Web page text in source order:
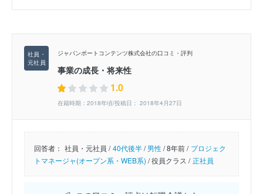
ジャパンポートコンテンツ株式会社の口コミ・評判
事業の成長・将来性
1.0
在籍時期：2018年頃/投稿日： 2018年4月27日
回答者： 社員・元社員 / 40代後半/男性/8年前 / プロジェク
トマネージャ(オープン系・WEB系) /役員クラス / 正社員